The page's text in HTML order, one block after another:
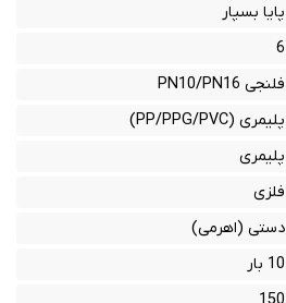
پایا بسپار
6
فلنجی PN10/PN16
پلیمری (PP/PPG/PVC)
پلیمری
فلزی
دستی (اهرمی)
10 بار